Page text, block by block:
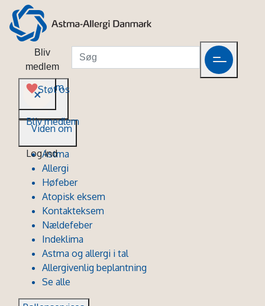
Bliv
medlem
Støt os
Bliv medlem
Log ind
Viden om
Viden om
Astma
Allergi
Høfeber
Atopisk eksem
Kontakteksem
Nældefeber
Indeklima
Astma og allergi i tal
Allergivenlig beplantning
Se alle